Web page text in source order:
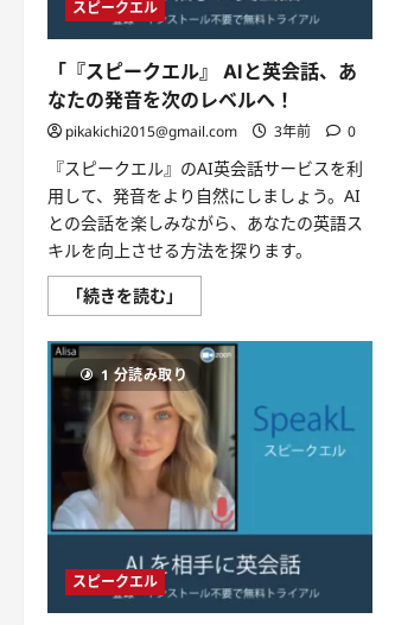
英
会
話
新
し
い
来
革
命
的
な
AI
英
会
レ
ー
ニ
ン
グ‼
に
つ
い
て
さ
ら
に
読
む
スピークエル
「『スピークエル』 AIと英会話、あ
なたの発音を次のレベルへ！
pikakichi2015@gmail.com 3年前 0
『スピークエル』のAI英会話サービスを利
用して、発音をより自然にしましょう。AI
との会話を楽しみながら、あなたの英語ス
キルを向上させる方法を探ります。
「続きを読む」
ピ
ク
エ
ル』
AI
と
英
会
話、
あ
な
た
の
音
を
次
の
1 分読み取り
スピークエル